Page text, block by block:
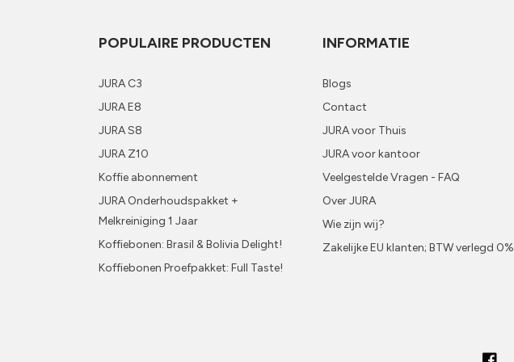
POPULAIRE PRODUCTEN
JURA C3
JURA E8
JURA S8
JURA Z10
Koffie abonnement
JURA Onderhoudspakket +
Melkreiniging 1 Jaar
Koffiebonen: Brasil & Bolivia Delight!
Koffiebonen Proefpakket: Full Taste!
INFORMATIE
Blogs
Contact
JURA voor Thuis
JURA voor kantoor
Veelgestelde Vragen - FAQ
Over JURA
Wie zijn wij?
Zakelijke EU klanten; BTW verlegd 0%